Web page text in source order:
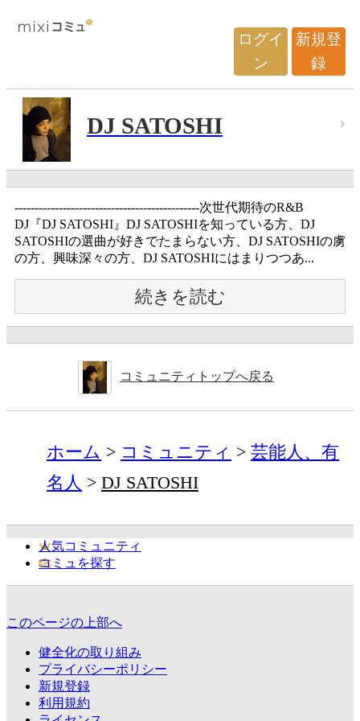
ログイ
ン
新規登
録
DJ SATOSHI
----------------------------------------------次世代期待のR&B
DJ『DJ SATOSHI』DJ SATOSHIを知っている方、DJ
SATOSHIの選曲が好きでたまらない方、DJ SATOSHIの虜
の方、興味深々の方、DJ SATOSHIにはまりつつあ...
続きを読む
コミュニティトップへ戻る
ホーム コミュニティ
芸能人、有
名人
DJ SATOSHI
人気コミュニティ
コミュを探す
このページの上部へ
健全化の取り組み
プライバシーポリシー
新規登録
利用規約